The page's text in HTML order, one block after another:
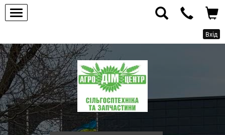
Вхід
ПП
"Агродім-
центр"
-
продаж
сільськогосподарської